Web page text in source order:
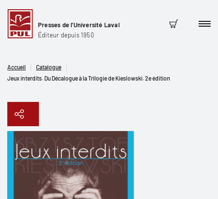
Presses de l'Université Laval
Éditeur depuis 1950
Panier
Accueil
Catalogue
Jeux interdits. Du Décalogue à la Trilogie de Kieslowski. 2e édition
Copier le lien